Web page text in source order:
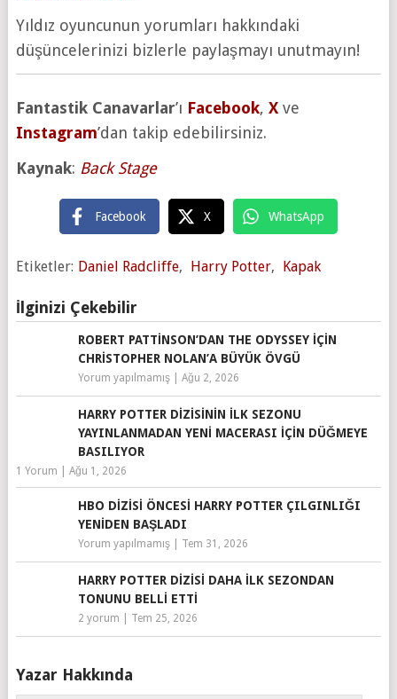
Yıldız oyuncunun yorumları hakkındaki
düşüncelerinizi bizlerle paylaşmayı unutmayın!
Fantastik Canavarlar’ı Facebook, Xve
Instagram’dan takip edebilirsiniz.
Kaynak: Back Stage
Facebook X WhatsApp
Etiketler: Daniel Radcliffe, Harry Potter, Kapak
İlginizi Çekebilir
ROBERT PATTINSON’DAN THE ODYSSEY IÇIN
CHRISTOPHER NOLAN’A BÜYÜK ÖVGÜ
Yorum yapılmamış| Ağu 2, 2026
HARRY POTTER DIZISININ İLK SEZONU
YAYINLANMADAN YENI MACERASI IÇIN DÜĞMEYE
BASILIYOR
1 Yorum Ağu 1, 2026
HBO DIZISI ÖNCESI HARRY POTTER ÇILGINLIĞI
YENIDEN BAŞLADI
Yorum yapılmamış| Tem 31, 2026
HARRY POTTER DIZISI DAHA İLK SEZONDAN
TONUNU BELLI ETTI
2 yorum Tem 25, 2026
Yazar Hakkında